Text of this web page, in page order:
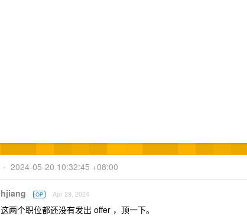
• 2024-05-20 10:32:45 +08:00
hjiang OP Apr 29, 2024
这两个职位都还没有发出 offer ，顶一下。